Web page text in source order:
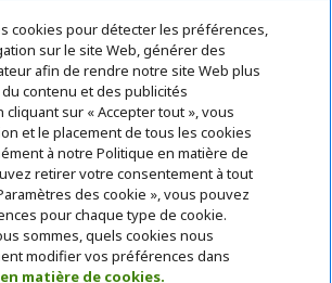
Accompagnement
avant et après-
vente
Paiement
Sécurisé
et marchand agréé pour les produits et
sein de ce magasin.
cookies pour détecter les préférences,
sur le site Web, générer des
afin de rendre notre site Web plus
contenu et des publicités
cliquant sur « Accepter tout », vous
et le placement de tous les cookies
à notre Politique en matière de
retirer votre consentement à tout
des cookie », vous pouvez
pour chaque type de cookie.
sommes, quels cookies nous
modifier vos préférences dans
matière de cookies.